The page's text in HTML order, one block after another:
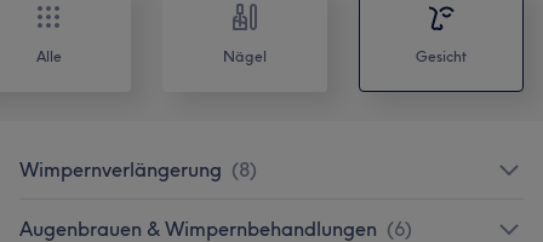
Alle Nägel Gesicht
Wimpernverlängerung (8)
Augenbrauen & Wimpernbehandlungen (6)